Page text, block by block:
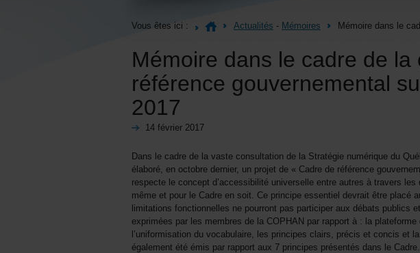
Vous êtes ici : Actualités - Mémoires Mémoire dans le
Mémoire dans le cadre de
référence gouvernemental
2017
14 février 2017
Dans le cadre de la vaste consultation de la Stratégie numérique du
élaboré, en octobre dernier, un projet de « Cadre de référence
respecte le concept d’accessibilité universelle entre autres à travers
même et pour le Cadre en soit. Ce principe essentiel devrait être
limitations fonctionnelles ne pourront pas participer aux débats
exprimées par les membres de la COPHAN par rapport à : la
l’uniformisation du vocabulaire, les principes clairs, précis et concis
également été émis par rapport aux 7 principes présentés dans le Cadre.